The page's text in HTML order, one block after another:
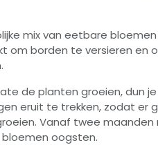
mix van eetbare
om borden te versieren en
de planten groeien, dun
eruit te trekken, zodat er
Vanaf twee maanden
oogsten.